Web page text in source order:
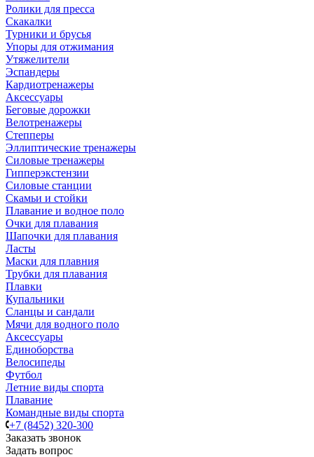
Ролики для пресса
Скакалки
Турники и брусья
Упоры для отжимания
Утяжелители
Эспандеры
Кардиотренажеры
Аксессуары
Беговые дорожки
Велотренажеры
Степперы
Эллиптические тренажеры
Силовые тренажеры
Гипперэкстензии
Силовые станции
Скамьи и стойки
Плавание и водное поло
Очки для плавания
Шапочки для плавания
Ласты
Маски для плавния
Трубки для плавания
Плавки
Купальники
Сланцы и сандали
Мячи для водного поло
Аксессуары
Единоборства
Велосипеды
Футбол
Летние виды спорта
Плавание
Командные виды спорта
+7 (8452) 320-300
Заказать звонок
Задать вопрос